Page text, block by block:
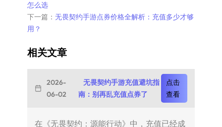
怎么选
下一篇： 无畏契约手游点券价格全解析：充值多少才够
用？
相关文章
2026-
06-02
无畏契约手游充值避坑指
南：别再乱充值点券了
点击
查看
在《无畏契约：源能行动》中，充值已经成